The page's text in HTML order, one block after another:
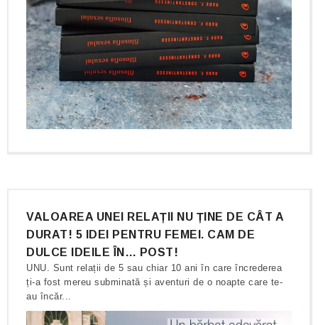
VALOAREA UNEI RELAȚII NU ȚINE DE CÂT A
DURAT! 5 IDEI PENTRU FEMEI. CAM DE
DULCE IDEILE ÎN… POST!
UNU. Sunt relații de 5 sau chiar 10 ani în care încrederea
ți-a fost mereu subminată și aventuri de o noapte care te-
au încăr...